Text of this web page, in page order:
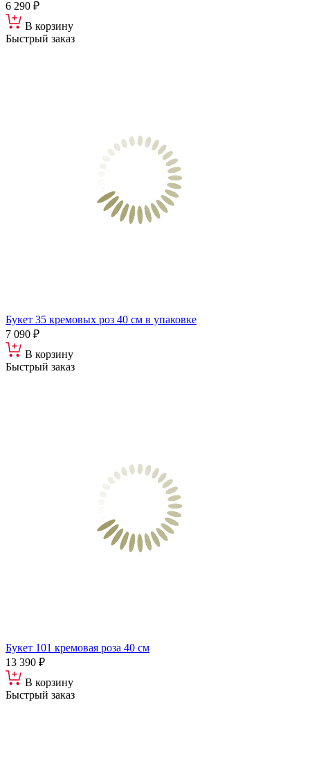
6 290 ₽
В корзину
Быстрый заказ
Букет 35 кремовых роз 40 см в упаковке
7 090 ₽
В корзину
Быстрый заказ
Букет 101 кремовая роза 40 см
13 390 ₽
В корзину
Быстрый заказ